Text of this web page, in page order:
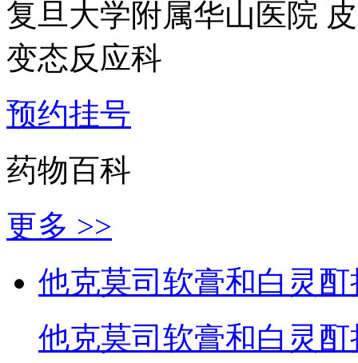
复旦大学附属华山医院
变态反应科
预约挂号
药物百科
更多 >>
他克莫司软膏和白灵
他克莫司软膏和白灵